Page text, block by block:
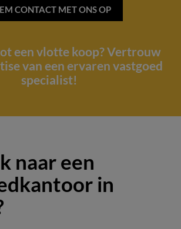
CONTACT MET ONS OP
een vlotte koop? Vertrouw
van een ervaren vastgoed
specialist!
naar een
in